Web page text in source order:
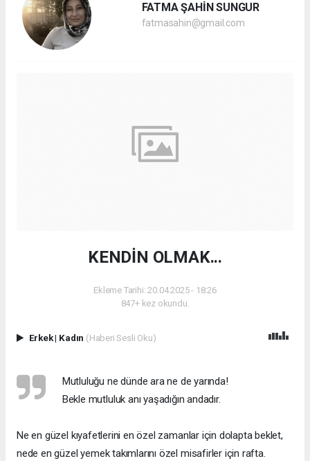
FATMA ŞAHİN SUNGUR
fatmasahin@gmail.com
KENDİN OLMAK...
Ekleme Tarihi: 20.04.2025 - 18:26
847+ kez okundu.
Erkek| Kadın (Haberi Sesli Oku)
Mutluluğu ne dünde ara ne de yarında!
Bekle mutluluk anı yaşadığın andadır.
Ne en güzel kıyafetlerini en özel zamanlar için dolapta beklet,
nede en güzel yemek takımlarını özel misafirler için rafta.